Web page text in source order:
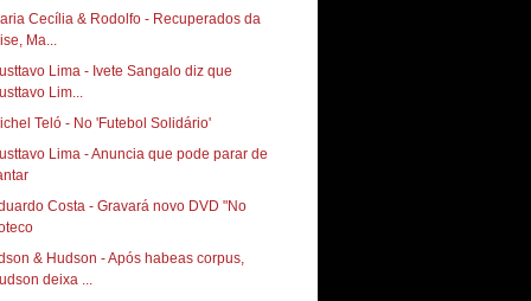
Cecília & Rodolfo - Recuperados da
Ma...
Lima - Ivete Sangalo diz que
Lim...
Teló - No 'Futebol Solidário'
Lima - Anuncia que pode parar de
Costa - Gravará novo DVD "No
& Hudson - Após habeas corpus,
deixa ...